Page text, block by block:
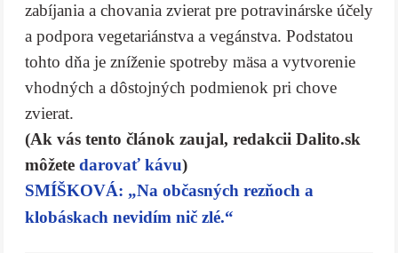
zabíjania a chovania zvierat pre potravinárske účely
a podpora vegetariánstva a vegánstva. Podstatou
tohto dňa je zníženie spotreby mäsa a vytvorenie
vhodných a dôstojných podmienok pri chove
zvierat.
(Ak vás tento článok zaujal, redakcii Dalito.sk
môžete darovať kávu)
SMÍŠKOVÁ: „Na občasných rezňoch a
klobáskach nevidím nič zlé.“